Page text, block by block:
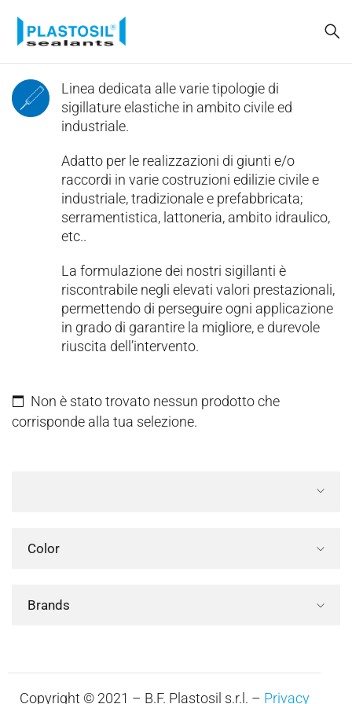
Linea dedicata alle varie tipologie di
sigillature elastiche in ambito civile ed
industriale.
Adatto per le realizzazioni di giunti e/o
raccordi in varie costruzioni edilizie civile e
industriale, tradizionale e prefabbricata;
serramentistica, lattoneria, ambito idraulico,
etc..
La formulazione dei nostri sigillanti è
riscontrabile negli elevati valori prestazionali,
permettendo di perseguire ogni applicazione
in grado di garantire la migliore, e durevole
riuscita dell’intervento.
Non è stato trovato nessun prodotto che
corrisponde alla tua selezione.
Color
Brands
Copyright © 2021 – B.F. Plastosil s.r.l. – Privacy